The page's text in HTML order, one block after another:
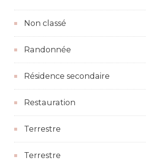
Non classé
Randonnée
Résidence secondaire
Restauration
Terrestre
Terrestre